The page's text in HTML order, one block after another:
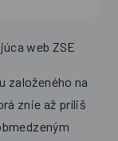
web ZSE
založeného na
znie až príliš